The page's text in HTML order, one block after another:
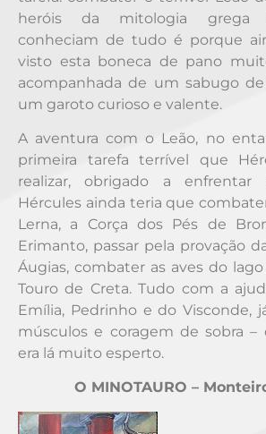
heróis da mitologia grega
conheciam de tudo é porque
visto esta boneca de pano
acompanhada de um sabugo
um garoto curioso e valente.
A aventura com o Leão, no
primeira tarefa terrível que
realizar, obrigado a enfrentar
Hércules ainda teria que
Lerna, a Corça dos Pés de
Erimanto, passar pela provação
Áugias, combater as aves do
Touro de Creta. Tudo com a
Emília, Pedrinho e do Visconde,
músculos e coragem de sobra –
era lá muito esperto.
O MINOTAURO –